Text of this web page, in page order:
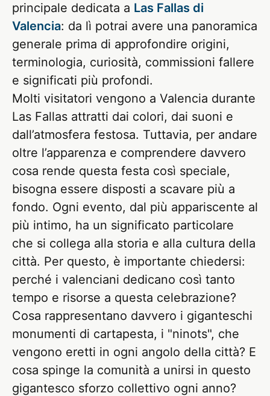
principale dedicata a Las Fallas di
Valencia: da lì potrai avere una panoramica
generale prima di approfondire origini,
terminologia, curiosità, commissioni fallere
e significati più profondi.
Molti visitatori vengono a Valencia durante
Las Fallas attratti dai colori, dai suoni e
dall’atmosfera festosa. Tuttavia, per andare
oltre l’apparenza e comprendere davvero
cosa rende questa festa così speciale,
bisogna essere disposti a scavare più a
fondo. Ogni evento, dal più appariscente al
più intimo, ha un significato particolare
che si collega alla storia e alla cultura della
città. Per questo, è importante chiedersi:
perché i valenciani dedicano così tanto
tempo e risorse a questa celebrazione?
Cosa rappresentano davvero i giganteschi
monumenti di cartapesta, i "ninots", che
vengono eretti in ogni angolo della città? E
cosa spinge la comunità a unirsi in questo
gigantesco sforzo collettivo ogni anno?